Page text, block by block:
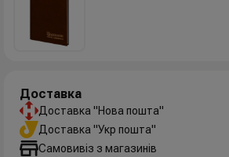
Доставка
Доставка "Нова пошта"
Доставка "Укр пошта"
Самовивіз з магазинів